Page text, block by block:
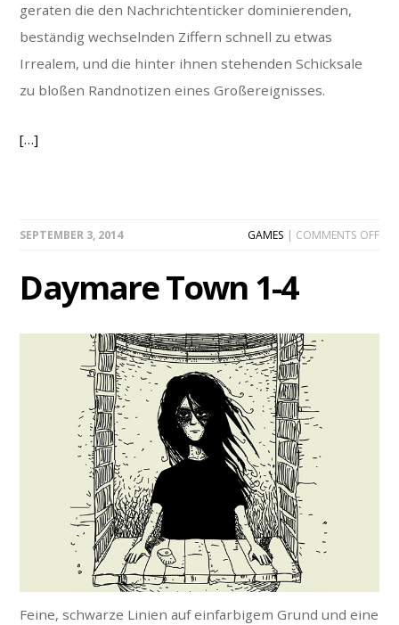
geraten die den Nachrichtenticker dominierenden,
beständig wechselnden Ziffern schnell zu etwas
Irrealem, und die hinter ihnen stehenden Schicksale
zu bloßen Randnotizen eines Großereignisses.
[…]
SEPTEMBER 3, 2014 GAMES | COMMENTS OFFON
Daymare Town 1-4
Feine, schwarze Linien auf einfarbigem Grund und eine